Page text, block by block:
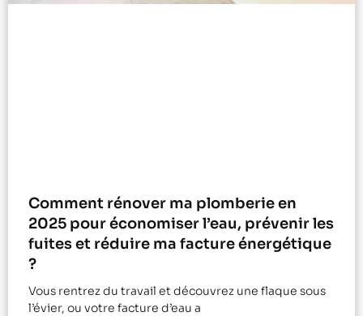
Comment rénover ma plomberie en
2025 pour économiser l’eau, prévenir les
fuites et réduire ma facture énergétique
?
Vous rentrez du travail et découvrez une flaque sous
l’évier, ou votre facture d’eau a